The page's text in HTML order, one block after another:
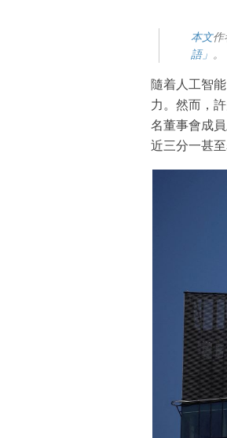
本文作
語」 。
隨着人工智
力。然而，
名董事會成
近三分一甚